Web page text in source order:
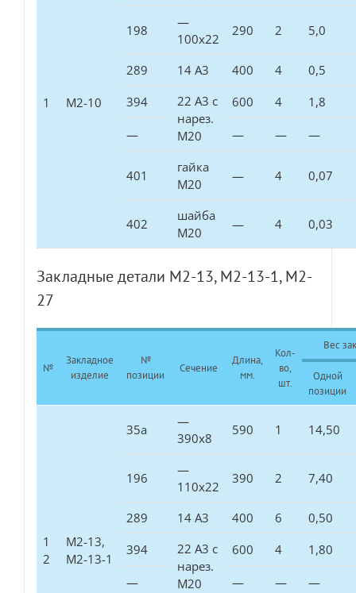
1 М2-10
198
—
100х22
290 2 5,0
289 14 А3 400 4
0,5
394
22 А3 с
нарез.
М20
600 4 1,8
— — — —
401
гайка
М20
— 4 0,07
402
шайба
М20
— 4 0,03
Закладные детали М2-13, М2-13-1, М2-
27
№
Закладное
изделие
№
позиции
Сечение
Длина,
мм.
Кол-
во,
шт.
Вес
Одной
позиции
1
2
М2-13,
М2-13-1
35а
—
390х8
590 1 14,50
196
—
110х22
390 2 7,40
289 14 А3 400 6
0,50
394
22 А3 с
нарез.
М20
600 4 1,80
— — — —